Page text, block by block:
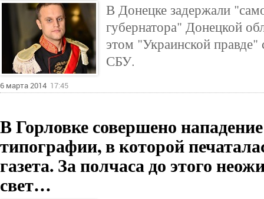
В Донецке задержали
губернатора" Донецкой
этом "Украинской
СБУ.
6 марта 2014 17:45
В Горловке совершено
типографии, в которой
газета. За полчаса до этого
свет…